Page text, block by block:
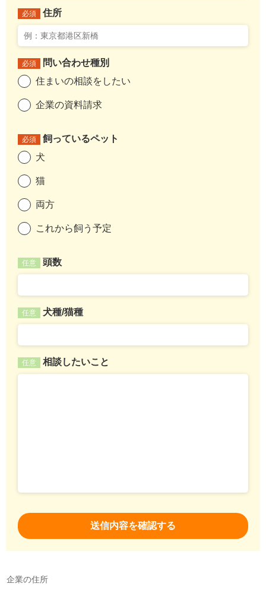
必須 住所
必須
問い合わせ種別
住まいの相談をしたい
企業の資料請求
必須
飼っているペット
犬
猫
両方
これから飼う予定
任意 頭数
任意 犬種/猫種
任意 相談したいこと
企業の住所